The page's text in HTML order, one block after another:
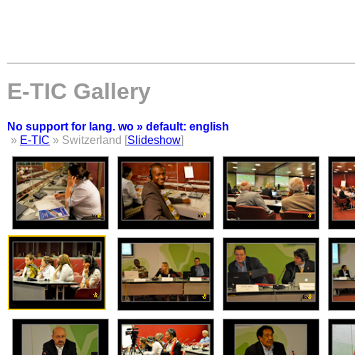
E-TIC Gallery
No support for lang. wo » default: english
» E-TIC » Switzerland [Slideshow]